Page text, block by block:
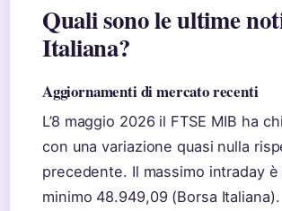
Quali sono le ultime
Italiana?
Aggiornamenti di mercato recenti
L’8 maggio 2026 il FTSE MIB ha
con una variazione quasi nulla
precedente. Il massimo intraday
minimo 48.949,09 (Borsa Italiana).